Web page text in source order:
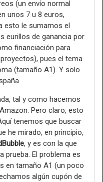
(un envío normal
unos 7 u 8 euros,
esto le sumamos el
eurillos de ganancia por
financiación para
pues el tema
(tamaño A1). Y solo
tal y como hacemos
Pero claro, esto
tenemos que buscar
he mirado, en principio,
, y es con la que
prueba. El problema es
en tamaño A1 (un poco
algún cupón de